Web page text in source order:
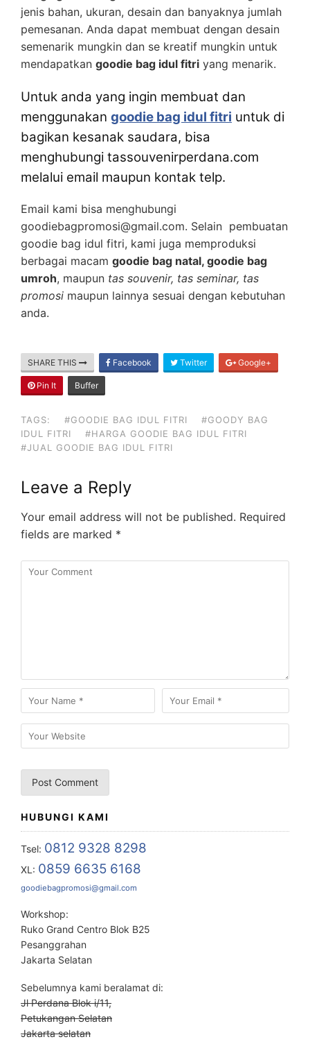
jenis bahan, ukuran, desain dan banyaknya jumlah
pemesanan. Anda dapat membuat dengan desain
semenarik mungkin dan se kreatif mungkin untuk
mendapatkan goodie bag idul fitri yang menarik.
Untuk anda yang ingin membuat dan
menggunakan goodie bag idul fitri untuk di
bagikan kesanak saudara, bisa
menghubungi tassouvenirperdana.com
melalui email maupun kontak telp.
Email kami bisa menghubungi
goodiebagpromosi@gmail.com. Selain pembuatan
goodie bag idul fitri, kami juga memproduksi
berbagai macam goodie bag natal, goodie bag
umroh, maupun tas souvenir, tas seminar, tas
promosi maupun lainnya sesuai dengan kebutuhan
anda.
SHARE THIS Facebook Twitter Google+
Pin It Buffer
TAGS: #GOODIE BAG IDUL FITRI
#GOODY BAG
IDUL FITRI
#HARGA GOODIE BAG IDUL FITRI
#JUAL GOODIE BAG IDUL FITRI
Leave a Reply
Your email address will not be published. Required
fields are marked *
HUBUNGI KAMI
Tsel: 0812 9328 8298
XL: 0859 6635 6168
goodiebagpromosi@gmail.com
Workshop:
Ruko Grand Centro Blok B25
Pesanggrahan
Jakarta Selatan
Sebelumnya kami beralamat di:
Jl Perdana Blok i/11,
Petukangan Selatan
Jakarta selatan